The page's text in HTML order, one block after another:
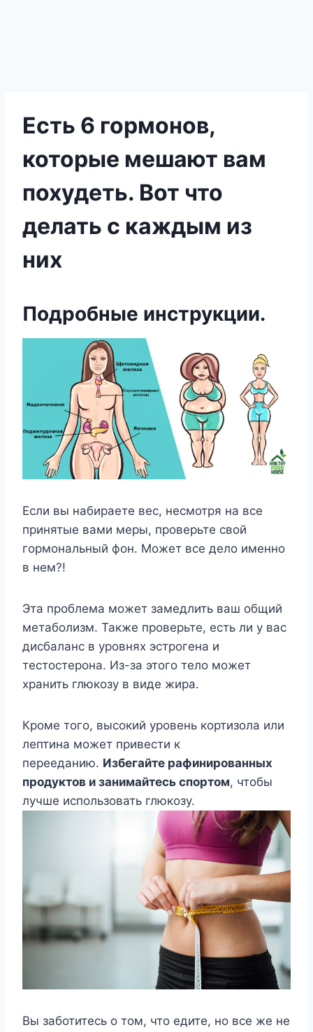
Есть 6 гормонов,
которые мешают вам
похудеть. Вот что
делать с каждым из
них
Подробные инструкции.
Если вы набираете вес, несмотря на все
принятые вами меры, проверьте свой
гормональный фон. Может все дело именно
в нем?!
Эта проблема может замедлить ваш общий
метаболизм. Также проверьте, есть ли у вас
дисбаланс в уровнях эстрогена и
тестостерона. Из-за этого тело может
хранить глюкозу в виде жира.
Кроме того, высокий уровень кортизола или
лептина может привести к
перееданию. Избегайте рафинированных
продуктов и занимайтесь спортом, чтобы
лучше использовать глюкозу.
Вы заботитесь о том, что едите, но все же не